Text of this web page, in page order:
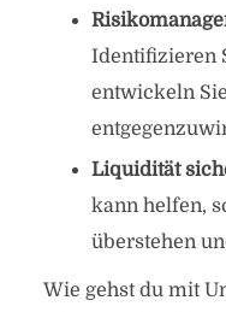
Identifizieren
entwickeln
Liquidität
kann helfen,
überstehen
Wie gehst du mit